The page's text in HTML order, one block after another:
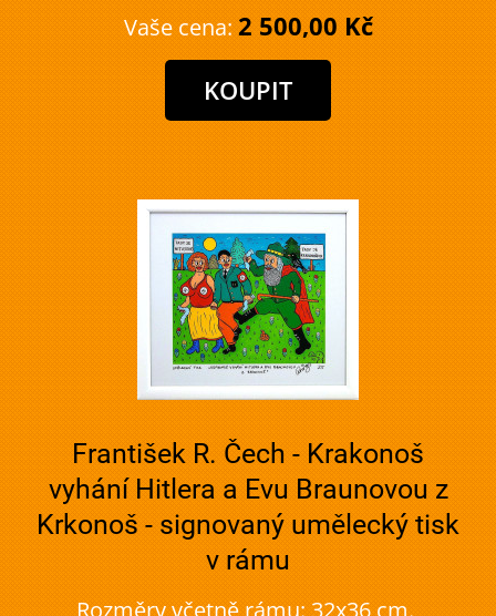
Vaše cena: 2 500,00 Kč
František R. Čech - Krakonoš
vyhání Hitlera a Evu Braunovou z
Krkonoš - signovaný umělecký tisk
v rámu
Rozměry včetně rámu: 32x36 cm.